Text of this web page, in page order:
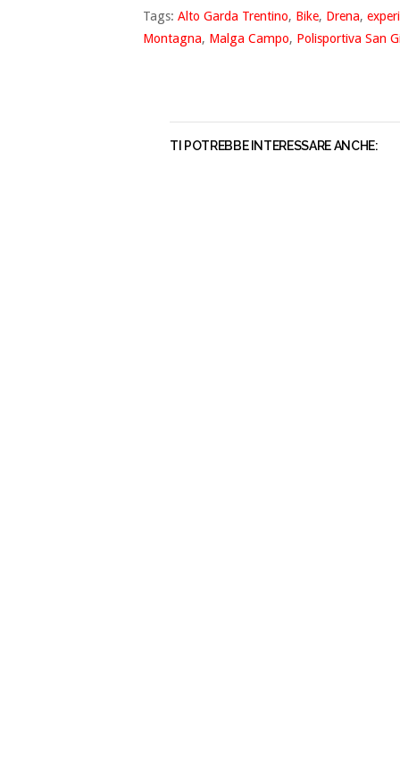
Tags: Alto Garda Trentino, Bike, Drena,
Montagna, Malga Campo, Polisportiva San
TI POTREBBE INTERESSARE ANCHE: